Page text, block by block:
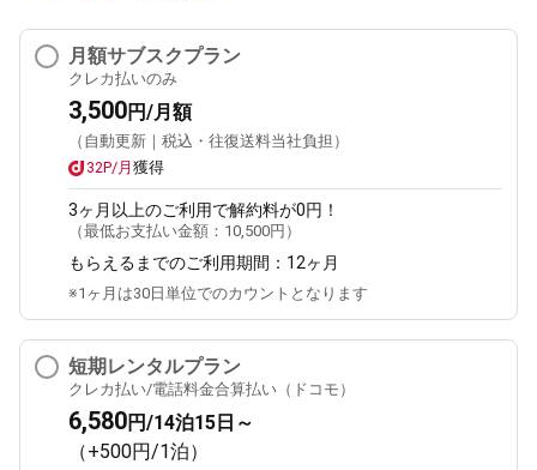
月額サブスクプラン
クレカ払いのみ
3,500円/月額
（自動更新｜税込・往復送料当社負担）
32P/月 獲得
3ヶ月 以上のご利用で解約料が0円！
（最低お支払い金額： 10,500円 ）
もらえるまでのご利用期間： 12ヶ月
※1ヶ月は30日単位でのカウントとなります
短期レンタルプラン
クレカ払い/電話料金合算払い（ドコモ）
6,580円/14泊15日～
（+500円/1泊）